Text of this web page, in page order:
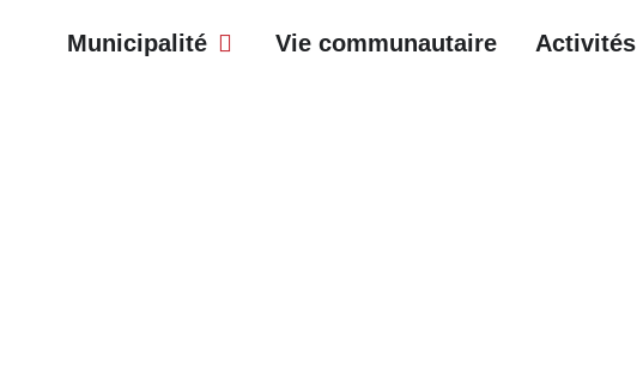
Municipalité Vie communautaire Activités